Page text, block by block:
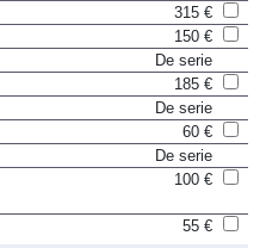
315 €
150 €
De serie
185 €
De serie
60 €
De serie
100 €
55 €